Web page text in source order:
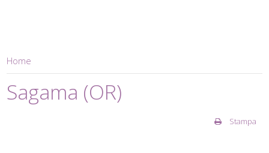
Home
Sagama (OR)
Stampa